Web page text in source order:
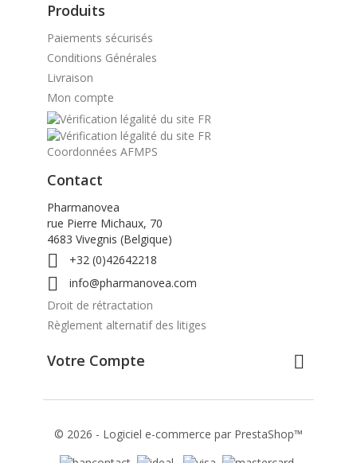
Produits
Paiements sécurisés
Conditions Générales
Livraison
Mon compte
Coordonnées AFMPS
Contact
Pharmanovea
rue Pierre Michaux, 70
4683 Vivegnis (Belgique)
 +32 (0)42642218

info@pharmanovea.com
Droit de rétractation
Règlement alternatif des litiges
Votre Compte 
© 2026 - Logiciel e-commerce par PrestaShop™